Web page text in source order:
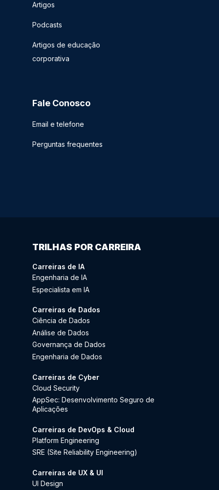
Artigos
Podcasts
Artigos de educação
corporativa
Fale Conosco
Email e telefone
Perguntas frequentes
TRILHAS POR CARREIRA
Carreiras de IA
Engenharia de IA
Especialista em IA
Carreiras de Dados
Ciência de Dados
Análise de Dados
Governança de Dados
Engenharia de Dados
Carreiras de Cyber
Cloud Security
AppSec: Desenvolvimento Seguro de
Aplicações
Carreiras de DevOps & Cloud
Platform Engineering
SRE (Site Reliability Engineering)
Carreiras de UX & UI
UI Design